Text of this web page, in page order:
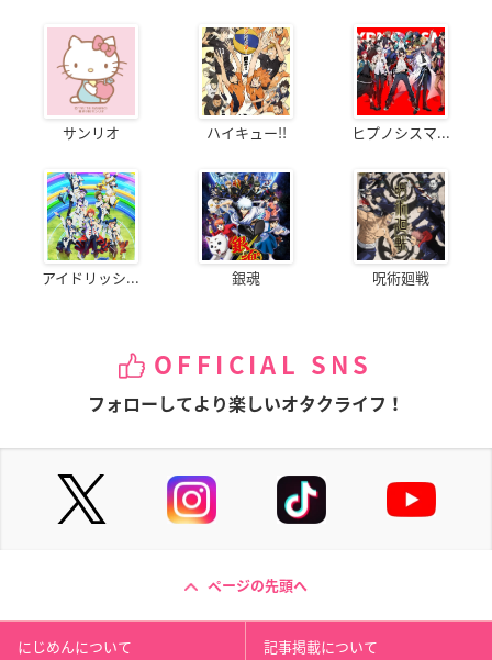
サンリオ ハイキュー!! ヒプノシスマ...
アイドリッシ... 銀魂 呪術廻戦
OFFICIAL SNS
フォローしてより楽しいオタクライフ！
ページの先頭へ
にじめんについて 記事掲載について